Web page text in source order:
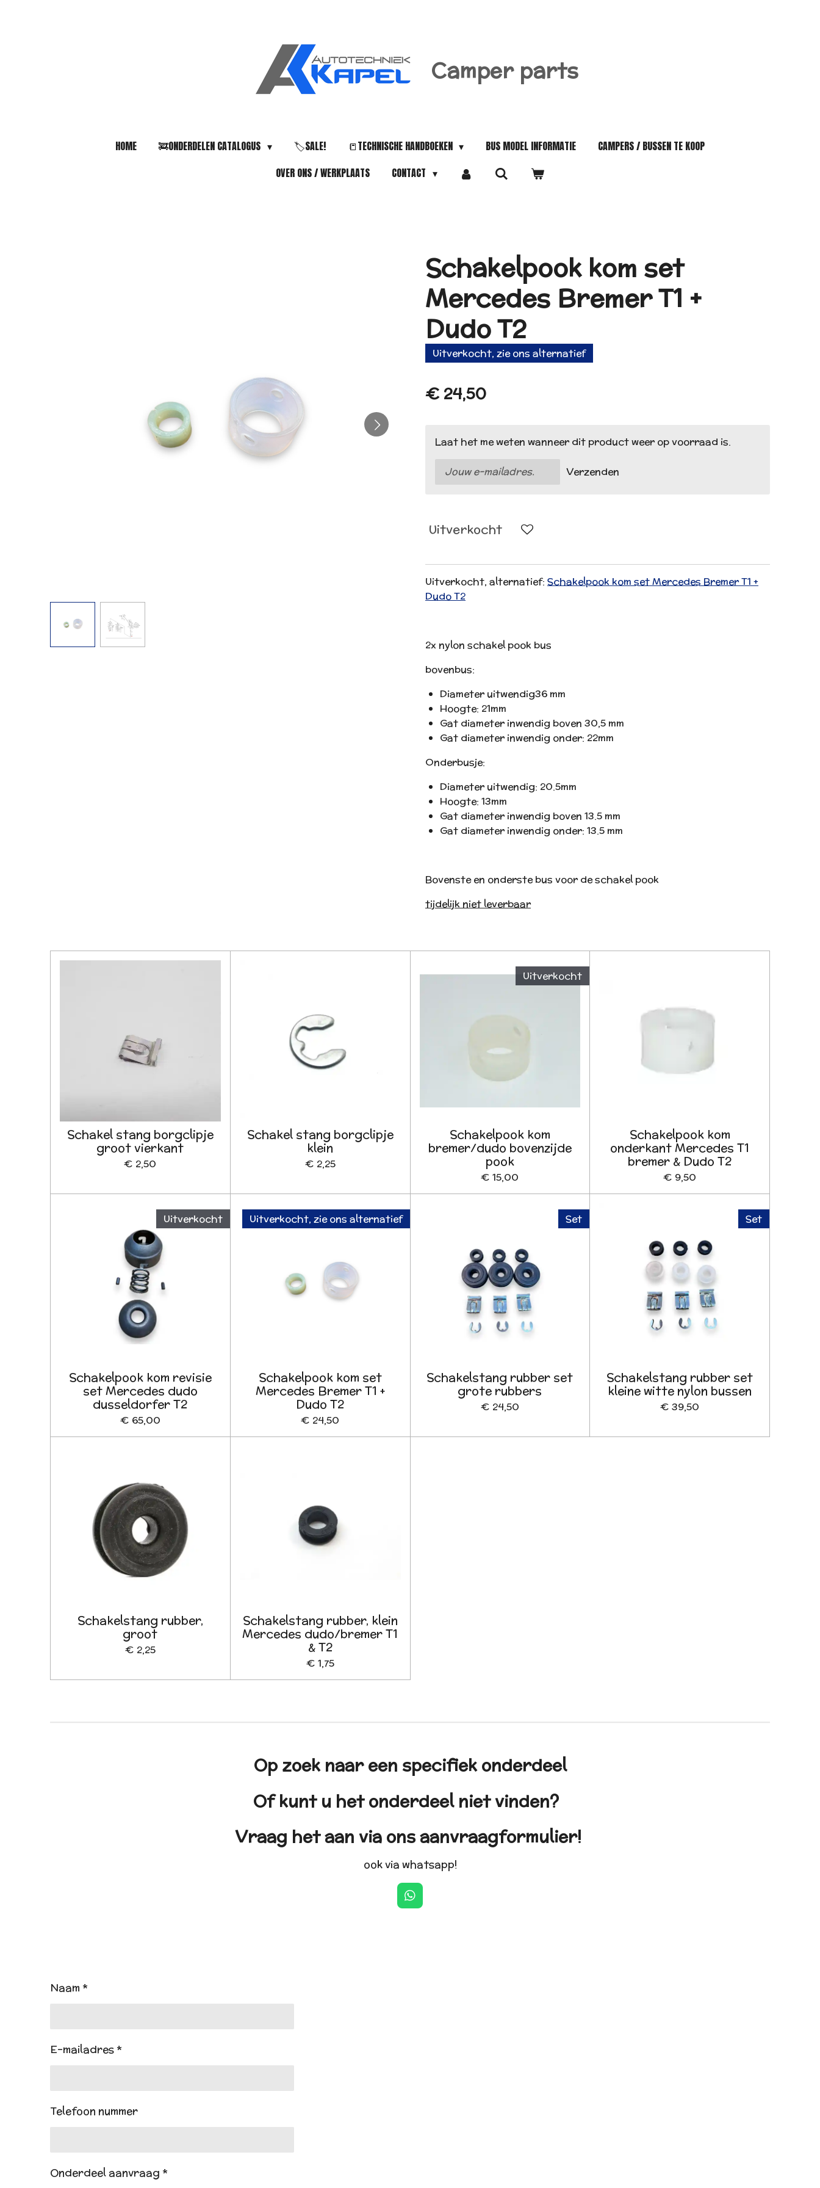
Camper parts
HOME 🚒ONDERDELEN CATALOGUS 🏷️SALE! 📒TECHNISCHE HANDBOEKEN BUS MODEL INFORMATIE
CAMPERS / BUSSEN TE KOOP
OVER ONS / WERKPLAATS
CONTACT
Schakelpook kom set
Mercedes Bremer T1 +
Dudo T2
Uitverkocht, zie ons alternatief
€ 24,50
Laat het me weten wanneer dit product weer op voorraad is.
Verzenden
Uitverkocht
Uitverkocht, alternatief: Schakelpook kom set Mercedes Bremer T1 +
Dudo T2
2x nylon schakel pook bus
bovenbus:
Diameter uitwendig36 mm
Hoogte: 21mm
Gat diameter inwendig boven 30,5 mm
Gat diameter inwendig onder: 22mm
Onderbusje:
Diameter uitwendig: 20.5mm
Hoogte: 13mm
Gat diameter inwendig boven 13.5 mm
Gat diameter inwendig onder: 13.5 mm
Bovenste en onderste bus voor de schakel pook
tijdelijk niet leverbaar
Schakel stang borgclipje
groot vierkant
€ 2,50
Schakel stang borgclipje
klein
€ 2,25
Uitverkocht
Schakelpook kom
bremer/dudo bovenzijde
pook
€ 15,00
Schakelpook kom
onderkant Mercedes T1
bremer & Dudo T2
€ 9,50
Uitverkocht
Schakelpook kom revisie
set Mercedes dudo
dusseldorfer T2
€ 65,00
Uitverkocht, zie ons alternatief
Schakelpook kom set
Mercedes Bremer T1 +
Dudo T2
€ 24,50
Set
Schakelstang rubber set
grote rubbers
€ 24,50
Set
Schakelstang rubber set
kleine witte nylon bussen
€ 39,50
Schakelstang rubber,
groot
€ 2,25
Schakelstang rubber, klein
Mercedes dudo/bremer T1
& T2
€ 1,75
Op zoek naar een specifiek onderdeel
Of kunt u het onderdeel niet vinden?
Vraag het aan via ons aanvraagformulier!
ook via whatsapp!
W
h
Naam *
E-mailadres *
Telefoon nummer
Onderdeel aanvraag *